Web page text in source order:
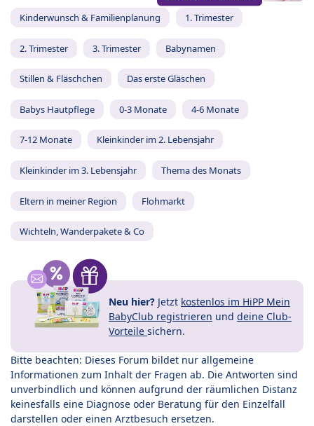
Kinderwunsch & Familienplanung 1. Trimester
2. Trimester 3. Trimester Babynamen
Stillen & Fläschchen Das erste Gläschen
Babys Hautpflege 0-3 Monate 4-6 Monate
7-12 Monate Kleinkinder im 2. Lebensjahr
Kleinkinder im 3. Lebensjahr Thema des Monats
Eltern in meiner Region Flohmarkt
Wichteln, Wanderpakete & Co
Neu hier? Jetzt kostenlos im HiPP Mein
BabyClub registrieren und deine Club-
Vorteile sichern.
Bitte beachten: Dieses Forum bildet nur allgemeine
Informationen zum Inhalt der Fragen ab. Die Antworten sind
unverbindlich und können aufgrund der räumlichen Distanz
keinesfalls eine Diagnose oder Beratung für den Einzelfall
darstellen oder einen Arztbesuch ersetzen.